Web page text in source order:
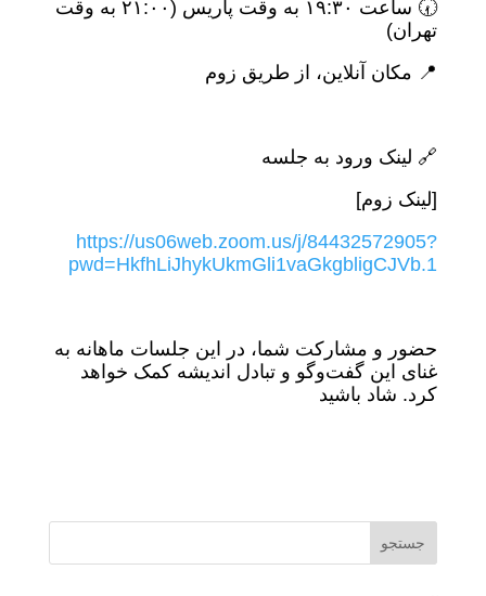
🕢 ساعت ۱۹:۳۰ به وقت پاریس (۲۱:۰۰ به وقت
تهران)
📍 مکان آنلاین، از طریق زوم
🔗 لینک ورود به جلسه
[لینک زوم]
https://us06web.zoom.us/j/84432572905?
pwd=HkfhLiJhykUkmGli1vaGkgbligCJVb.1
حضور و مشارکت شما، در این جلسات ماهانه به
غنای این گفت‌وگو و تبادل اندیشه کمک خواهد
کرد. شاد باشید
جستجو